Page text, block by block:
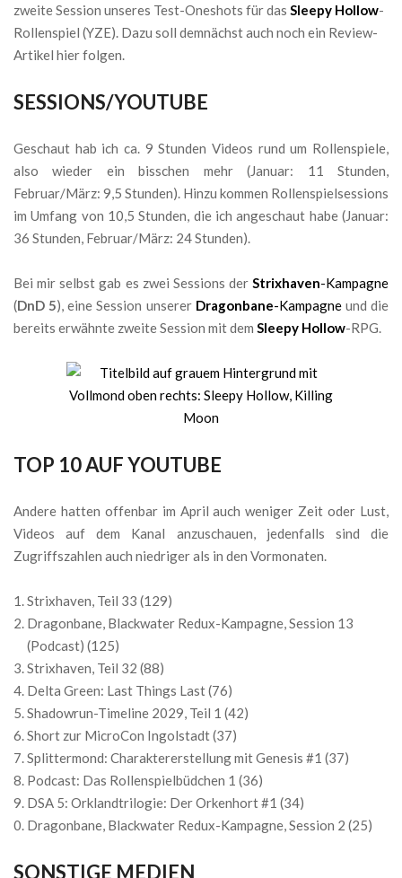
zweite Session unseres Test-Oneshots für das Sleepy Hollow-
Rollenspiel (YZE). Dazu soll demnächst auch noch ein Review-
Artikel hier folgen.
SESSIONS/YOUTUBE
Geschaut hab ich ca. 9 Stunden Videos rund um Rollenspiele,
also wieder ein bisschen mehr (Januar: 11 Stunden,
Februar/März: 9,5 Stunden). Hinzu kommen Rollenspielsessions
im Umfang von 10,5 Stunden, die ich angeschaut habe (Januar:
36 Stunden, Februar/März: 24 Stunden).
Bei mir selbst gab es zwei Sessions der Strixhaven-Kampagne
(DnD 5), eine Session unserer Dragonbane-Kampagneund die
bereits erwähnte zweite Session mit dem Sleepy Hollow-RPG.
TOP 10 AUF YOUTUBE
Andere hatten offenbar im April auch weniger Zeit oder Lust,
Videos auf dem Kanal anzuschauen, jedenfalls sind die
Zugriffszahlen auch niedriger als in den Vormonaten.
Strixhaven, Teil 33 (129)
Dragonbane, Blackwater Redux-Kampagne, Session 13
(Podcast) (125)
Strixhaven, Teil 32 (88)
Delta Green: Last Things Last (76)
Shadowrun-Timeline 2029, Teil 1 (42)
Short zur MicroCon Ingolstadt (37)
Splittermond: Charaktererstellung mit Genesis #1 (37)
Podcast: Das Rollenspielbüdchen 1 (36)
DSA 5: Orklandtrilogie: Der Orkenhort #1 (34)
Dragonbane, Blackwater Redux-Kampagne, Session 2 (25)
SONSTIGE MEDIEN